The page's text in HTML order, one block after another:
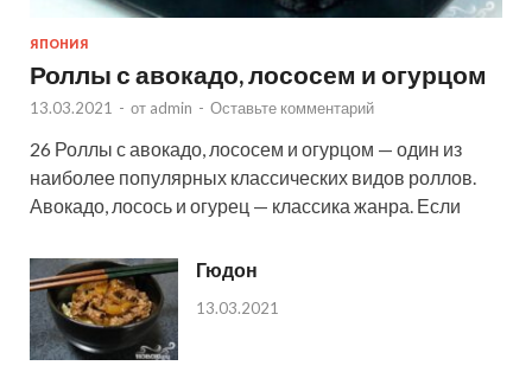
ЯПОНИЯ
Роллы с авокадо, лососем и огурцом
13.03.2021 - от admin - Оставьте комментарий
26 Роллы с авокадо, лососем и огурцом — один из
наиболее популярных классических видов роллов.
Авокадо, лосось и огурец — классика жанра. Если
Гюдон
13.03.2021